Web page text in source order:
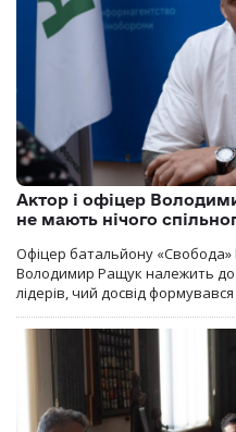
Актор і офіцер
не мають нічого
Офіцер батальйону «Свобода»
Володимир Ращук належить до
лідерів, чий досвід